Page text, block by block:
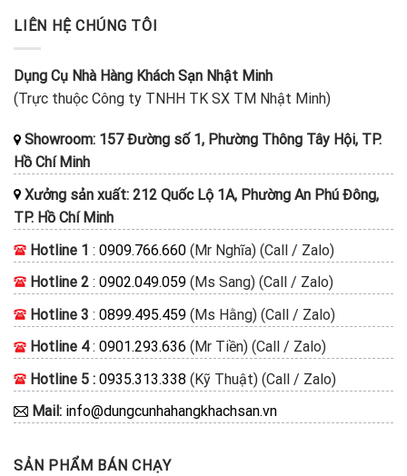
LIÊN HỆ CHÚNG TÔI
Dụng Cụ Nhà Hàng Khách Sạn Nhật Minh
(Trực thuộc Công ty TNHH TK SX TM Nhật Minh)
Showroom: 157 Đường số 1, Phường Thông Tây Hội, TP.
Hồ Chí Minh
Xưởng sản xuất: 212 Quốc Lộ 1A, Phường An Phú Đông,
TP. Hồ Chí Minh
Hotline 1 : 0909.766.660 (Mr Nghĩa) (Call / Zalo)
Hotline 2 : 0902.049.059 (Ms Sang) (Call / Zalo)
Hotline 3 : 0899.495.459 (Ms Hằng) (Call / Zalo)
Hotline 4: 0901.293.636 (Mr Tiền) (Call / Zalo)
Hotline 5 : 0935.313.338 (Kỹ Thuật) (Call / Zalo)
Mail: info@dungcunhahangkhachsan.vn
SẢN PHẨM BÁN CHẠY